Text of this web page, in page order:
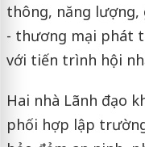
thông, năng lượng,
- thương mại phát
với tiến trình hội
Hai nhà Lãnh đạo
phối hợp lập